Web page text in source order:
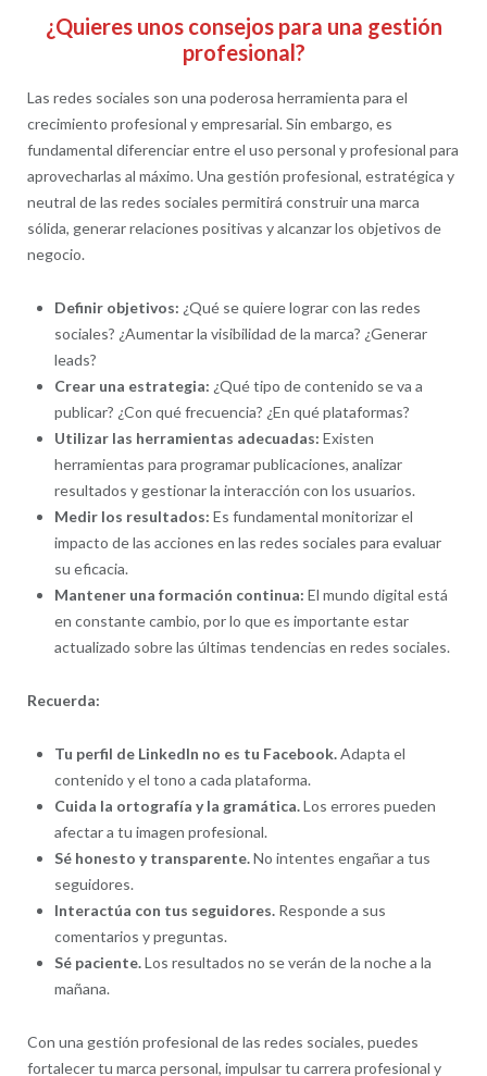
¿Quieres unos consejos para una gestión
profesional?
Las redes sociales son una poderosa herramienta para el
crecimiento profesional y empresarial. Sin embargo, es
fundamental diferenciar entre el uso personal y profesional para
aprovecharlas al máximo. Una gestión profesional, estratégica y
neutral de las redes sociales permitirá construir una marca
sólida, generar relaciones positivas y alcanzar los objetivos de
negocio.
Definir objetivos: ¿Qué se quiere lograr con las redes
sociales? ¿Aumentar la visibilidad de la marca? ¿Generar
leads?
Crear una estrategia: ¿Qué tipo de contenido se va a
publicar? ¿Con qué frecuencia? ¿En qué plataformas?
Utilizar las herramientas adecuadas: Existen
herramientas para programar publicaciones, analizar
resultados y gestionar la interacción con los usuarios.
Medir los resultados: Es fundamental monitorizar el
impacto de las acciones en las redes sociales para evaluar
su eficacia.
Mantener una formación continua: El mundo digital está
en constante cambio, por lo que es importante estar
actualizado sobre las últimas tendencias en redes sociales.
Recuerda:
Tu perfil de LinkedIn no es tu Facebook.Adapta el
contenido y el tono a cada plataforma.
Cuida la ortografía y la gramática.Los errores pueden
afectar a tu imagen profesional.
Sé honesto y transparente.No intentes engañar a tus
seguidores.
Interactúa con tus seguidores.Responde a sus
comentarios y preguntas.
Sé paciente.Los resultados no se verán de la noche a la
mañana.
Con una gestión profesional de las redes sociales, puedes
fortalecer tu marca personal, impulsar tu carrera profesional y